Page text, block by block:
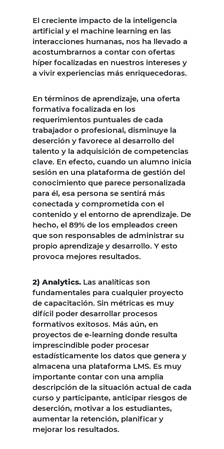
El creciente impacto de la inteligencia
artificial y el machine learning en las
interacciones humanas, nos ha llevado a
acostumbrarnos a contar con ofertas
híper focalizadas en nuestros intereses y
a vivir experiencias más enriquecedoras.
En términos de aprendizaje, una oferta
formativa focalizada en los
requerimientos puntuales de cada
trabajador o profesional, disminuye la
deserción y favorece al desarrollo del
talento y la adquisición de competencias
clave. En efecto, cuando un alumno inicia
sesión en una plataforma de gestión del
conocimiento que parece personalizada
para él, esa persona se sentirá más
conectada y comprometida con el
contenido y el entorno de aprendizaje. De
hecho, el 89% de los empleados creen
que son responsables de administrar su
propio aprendizaje y desarrollo. Y esto
provoca mejores resultados.
2) Analytics. Las analíticas son
fundamentales para cualquier proyecto
de capacitación. Sin métricas es muy
difícil poder desarrollar procesos
formativos exitosos. Más aún, en
proyectos de e-learning donde resulta
imprescindible poder procesar
estadísticamente los datos que genera y
almacena una plataforma LMS. Es muy
importante contar con una amplia
descripción de la situación actual de cada
curso y participante, anticipar riesgos de
deserción, motivar a los estudiantes,
aumentar la retención, planificar y
mejorar los resultados.